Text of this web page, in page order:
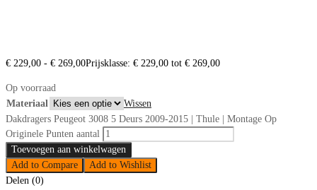
€ 229,00 - € 269,00Prijsklasse: € 229,00 tot € 269,00
Op voorraad
Materiaal
Wissen
Dakdragers Peugeot 3008 5 Deurs 2009-2015 | Thule | Montage Op
Originele Punten aantal
Toevoegen aan winkelwagen
Add to Compare
Add to Wishlist
Delen (0)